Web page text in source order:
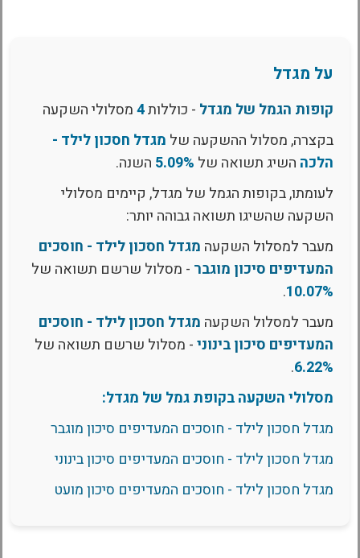
על מגדל
קופות הגמל של מגדל - כוללות4מסלולי השקעה
בקצרה, מסלול ההשקעה של מגדל חסכון לילד -
הלכה השיג תשואה של 5.09% השנה.
לעומתו, בקופות הגמל של מגדל, קיימים מסלולי
השקעה שהשיגו תשואה גבוהה יותר:
מעבר למסלול השקעה מגדל חסכון לילד - חוסכים
המעדיפים סיכון מוגבר - מסלול שרשם תשואה של
10.07%
.
מעבר למסלול השקעה מגדל חסכון לילד - חוסכים
המעדיפים סיכון בינוני- מסלול שרשם תשואה של
6.22%
.
מסלולי השקעה בקופת גמל של מגדל:
מגדל חסכון לילד - חוסכים המעדיפים סיכון מוגבר
מגדל חסכון לילד - חוסכים המעדיפים סיכון בינוני
מגדל חסכון לילד - חוסכים המעדיפים סיכון מועט